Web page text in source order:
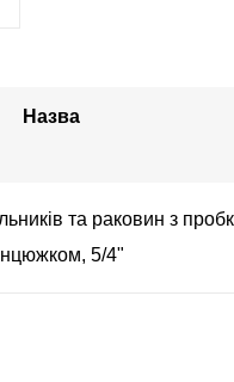
Назва
та раковин з
5/4"